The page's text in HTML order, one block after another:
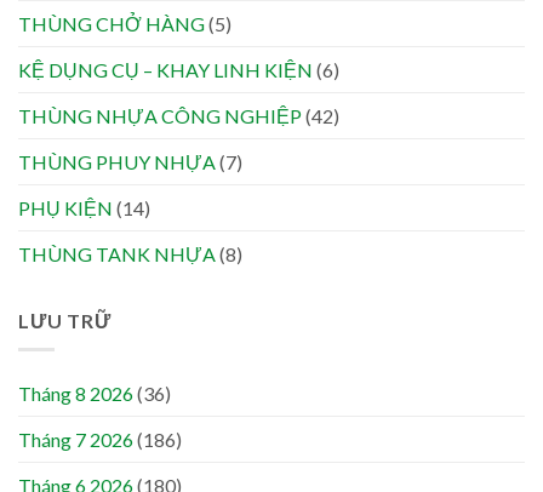
THÙNG CHỞ HÀNG(5)
KỆ DỤNG CỤ – KHAY LINH KIỆN (6)
THÙNG NHỰA CÔNG NGHIỆP(42)
THÙNG PHUY NHỰA(7)
PHỤ KIỆN (14)
THÙNG TANK NHỰA(8)
LƯU TRỮ
Tháng 8 2026(36)
Tháng 7 2026(186)
Tháng 6 2026(180)